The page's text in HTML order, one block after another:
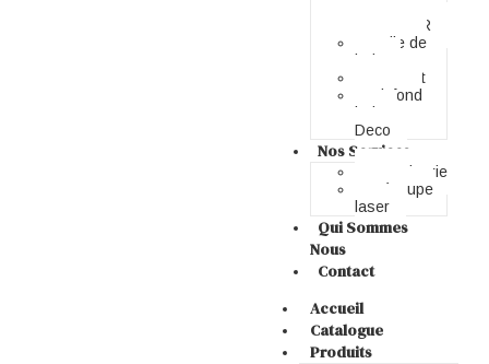
COUCHER
Salle de
bain
Parquet
Plafond
bois –
Deco
Nos Services
Menuiserie
Découpe
laser
Qui Sommes
Nous
Contact
Accueil
Catalogue
Produits